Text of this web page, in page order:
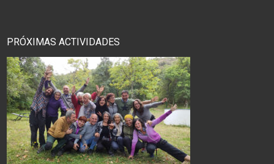
PRÓXIMAS ACTIVIDADES